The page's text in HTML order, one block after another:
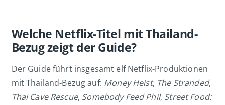
Welche Netflix-Titel mit Thailand-
Bezug zeigt der Guide?
Der Guide führt insgesamt elf Netflix-Produktionen
mit Thailand-Bezug auf: Money Heist, The Stranded,
Thai Cave Rescue, Somebody Feed Phil, Street Food: